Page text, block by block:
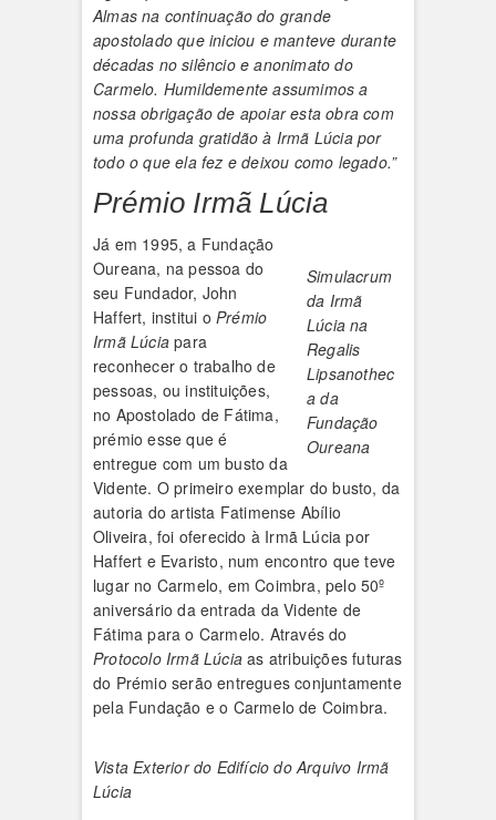
Almas na continuação do grande
apostolado que iniciou e manteve durante
décadas no silêncio e anonimato do
Carmelo. Humildemente assumimos a
nossa obrigação de apoiar esta obra com
uma profunda gratidão à Irmã Lúcia por
todo o que ela fez e deixou como legado.”
Prémio Irmã Lúcia
Simulacrum
da Irmã
Lúcia na
Regalis
Lipsanothec
a da
Fundação
Oureana
Já em 1995, a Fundação
Oureana, na pessoa do
seu Fundador, John
Haffert, institui o Prémio
Irmã Lúcia para
reconhecer o trabalho de
pessoas, ou instituições,
no Apostolado de Fátima,
prémio esse que é
entregue com um busto da
Vidente. O primeiro exemplar do busto, da
autoria do artista Fatimense Abílio
Oliveira, foi oferecido à Irmã Lúcia por
Haffert e Evaristo, num encontro que teve
lugar no Carmelo, em Coimbra, pelo 50º
aniversário da entrada da Vidente de
Fátima para o Carmelo. Através do
Protocolo Irmã Lúcia as atribuições futuras
do Prémio serão entregues conjuntamente
pela Fundação e o Carmelo de Coimbra.
Vista Exterior do Edifício do Arquivo Irmã
Lúcia